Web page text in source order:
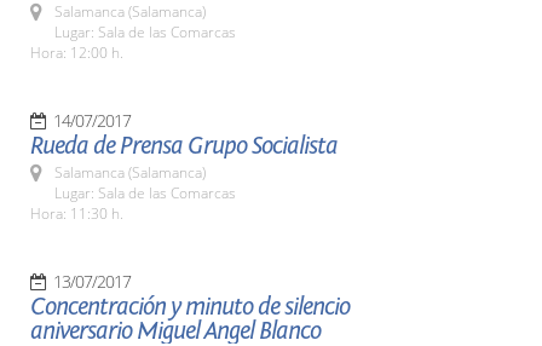
Salamanca (Salamanca)
Lugar: Sala de las Comarcas
Hora: 12:00 h.
14/07/2017
Rueda de Prensa Grupo Socialista
Salamanca (Salamanca)
Lugar: Sala de las Comarcas
Hora: 11:30 h.
13/07/2017
Concentración y minuto de silencio
aniversario Miguel Angel Blanco